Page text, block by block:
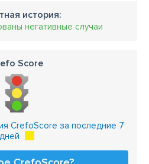
история:
негативные случаи
Score
CrefoScore за последние 7
дней